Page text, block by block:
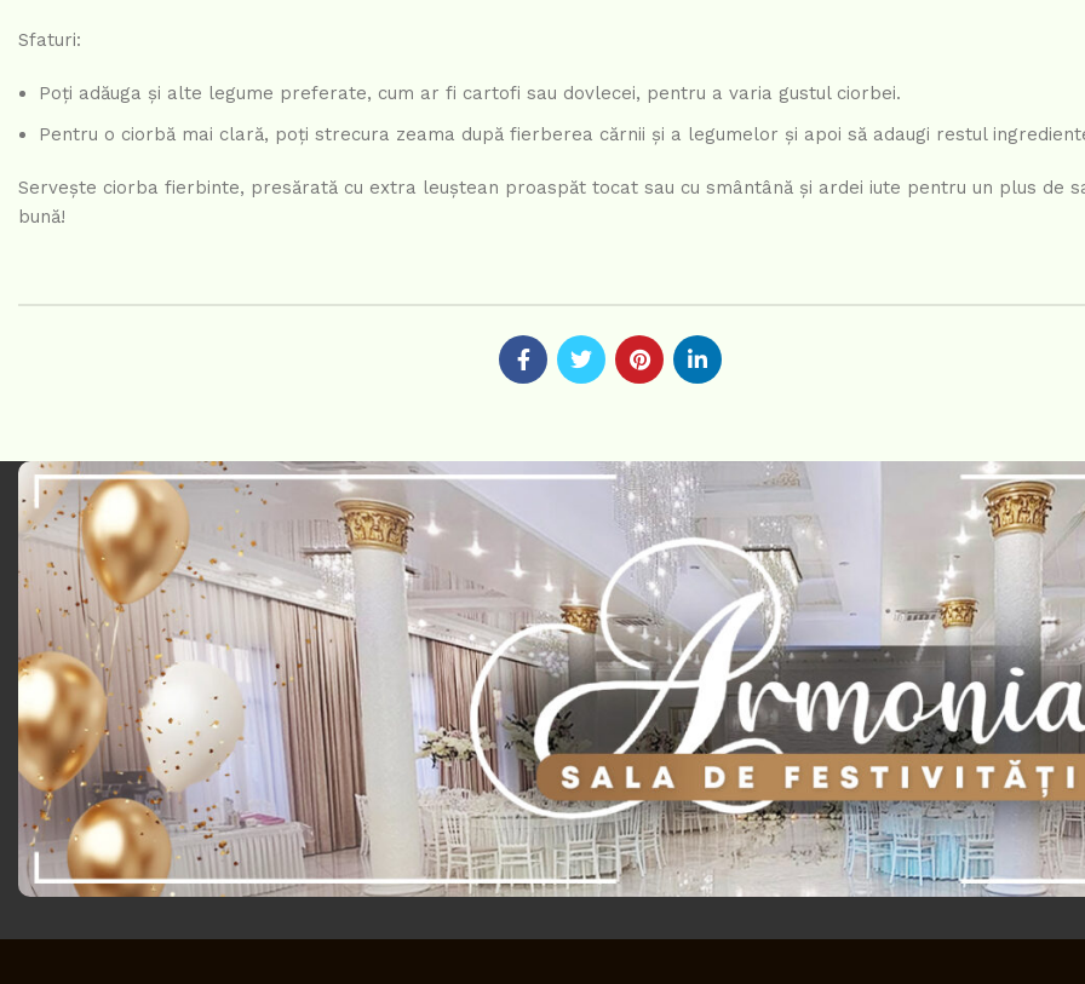
Sfaturi:
Poți adăuga și alte legume preferate, cum ar fi cartofi sau dovlecei, pentru a varia gustul ciorbei.
Pentru o ciorbă mai clară, poți strecura zeama după fierberea cărnii și a legumelor și apoi să adaugi restul
Servește ciorba fierbinte, presărată cu extra leuștean proaspăt tocat sau cu smântână și ardei iute pentru un plus de
bună!